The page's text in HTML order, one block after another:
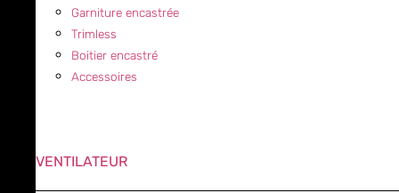
Garniture encastrée
Trimless
Boitier encastré
Accessoires
VENTILATEUR